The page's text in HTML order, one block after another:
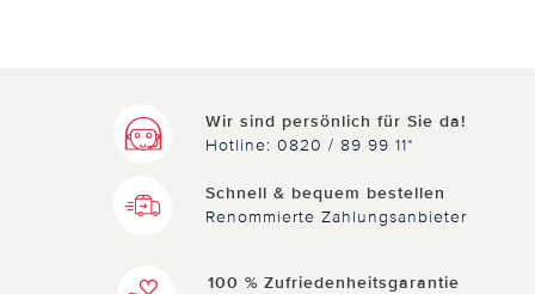
Wir sind persönlich für Sie da!
Hotline: 0820 / 89 99 11*
Schnell & bequem bestellen
Renommierte Zahlungsanbieter
100 % Zufriedenheitsgarantie